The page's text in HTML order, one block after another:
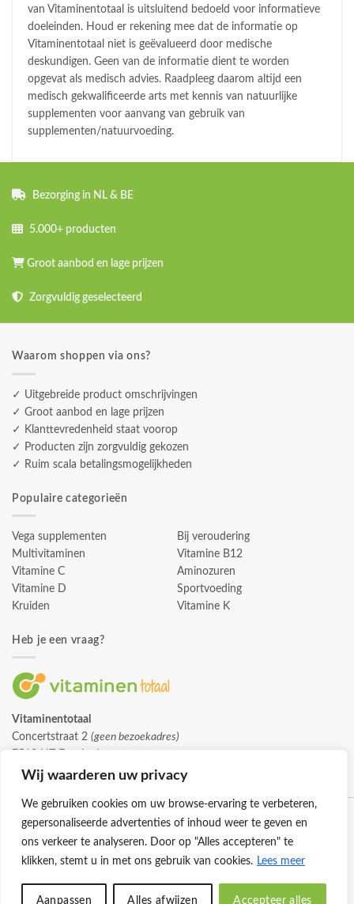
Wij waarderen uw privacy
We gebruiken cookies om uw browse-ervaring te verbeteren,
gepersonaliseerde advertenties of inhoud weer te geven en
ons verkeer te analyseren. Door op "Alles accepteren" te
klikken, stemt u in met ons gebruik van cookies. Lees meer
Aanpassen Alles afwijzen Accepteer alles
van Vitaminentotaal is uitsluitend bedoeld voor informatieve
doeleinden. Houd er rekening mee dat de informatie op
Vitaminentotaal niet is geëvalueerd door medische
deskundigen. Geen van de informatie dient te worden
opgevat als medisch advies. Raadpleeg daarom altijd een
medisch gekwalificeerde arts met kennis van natuurlijke
supplementen voor aanvang van gebruik van
supplementen/natuurvoeding.
Bezorging in NL & BE
5.000+ producten
Groot aanbod en lage prijzen
Zorgvuldig geselecteerd
Waarom shoppen via ons?
✓ Uitgebreide product omschrijvingen
✓ Groot aanbod en lage prijzen
✓ Klanttevredenheid staat voorop
✓ Producten zijn zorgvuldig gekozen
✓ Ruim scala betalingsmogelijkheden
Populaire categorieën
Vega supplementen
Multivitaminen
Vitamine C
Vitamine D
Kruiden
Bij veroudering
Vitamine B12
Aminozuren
Sportvoeding
Vitamine K
Heb je een vraag?
Vitaminentotaal
Concertstraat 2 (geen bezoekadres)
info@vitaminentotaal.nl